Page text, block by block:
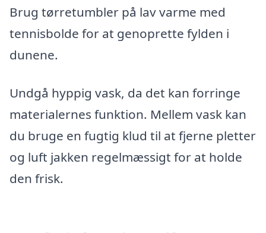
Brug tørretumbler på lav varme med
tennisbolde for at genoprette fylden i
dunene.
Undgå hyppig vask, da det kan forringe
materialernes funktion. Mellem vask kan
du bruge en fugtig klud til at fjerne pletter
og luft jakken regelmæssigt for at holde
den frisk.